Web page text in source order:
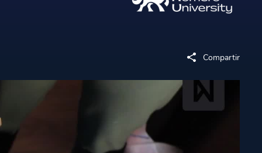
Compartir